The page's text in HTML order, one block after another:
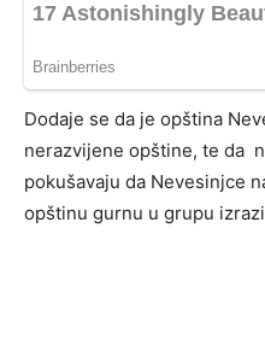
Dodaje se da je opština
nerazvijene opštine, te da
pokušavaju da Nevesinjce
opštinu gurnu u grupu